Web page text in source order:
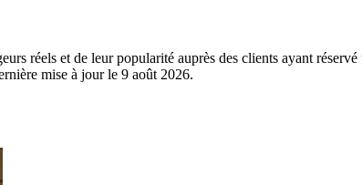
réels et de leur popularité auprès des clients ayant
mise à jour le 9 août 2026.